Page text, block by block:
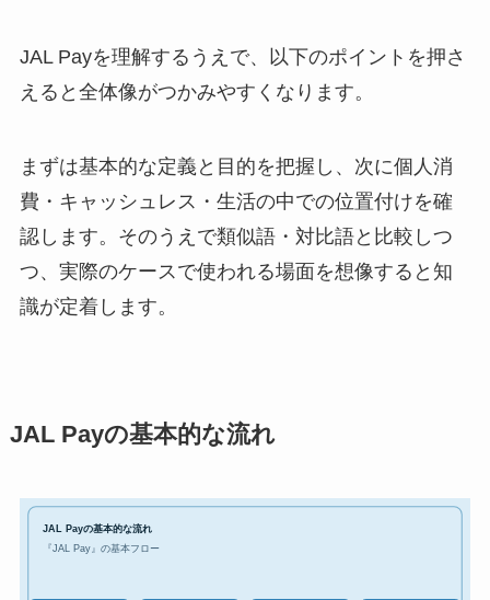
JAL Payを理解するうえで、以下のポイントを押さ
えると全体像がつかみやすくなります。
まずは基本的な定義と目的を把握し、次に個人消
費・キャッシュレス・生活の中での位置付けを確
認します。そのうえで類似語・対比語と比較しつ
つ、実際のケースで使われる場面を想像すると知
識が定着します。
JAL Payの基本的な流れ
JAL Payの基本的な流れ
『JAL Pay』の基本フロー